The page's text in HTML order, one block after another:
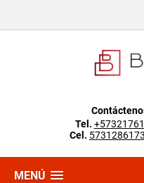
Tel.
Cel.
MENÚ